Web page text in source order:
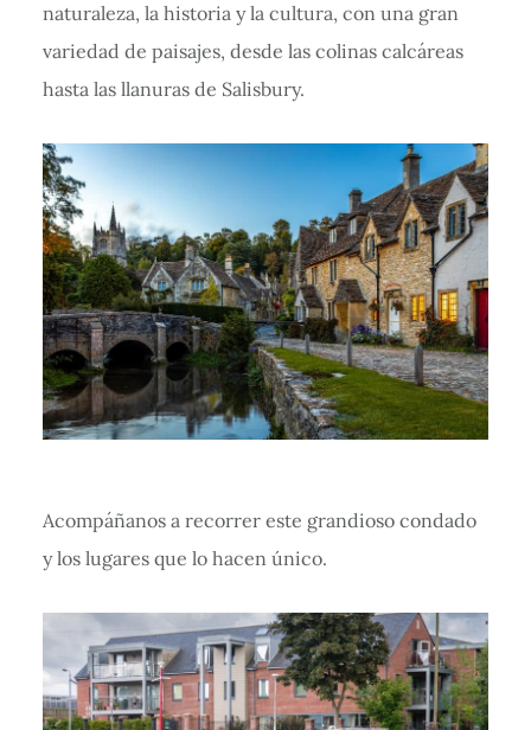
naturaleza, la historia y la cultura, con una gran
variedad de paisajes, desde las colinas calcáreas
hasta las llanuras de Salisbury.
Acompáñanos a recorrer este grandioso condado
y los lugares que lo hacen único.